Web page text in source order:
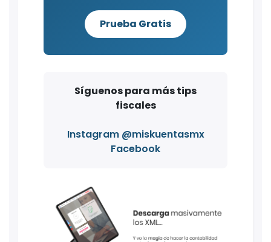
Prueba Gratis
Síguenos para más tips
fiscales
Instagram @miskuentasmx
Facebook